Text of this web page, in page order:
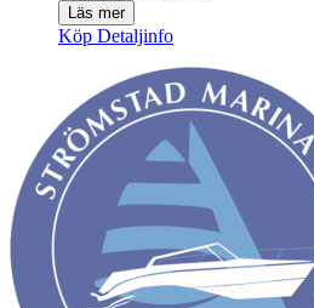
Läs mer
Köp Detaljinfo